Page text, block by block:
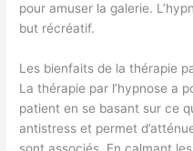
pour amuser la galerie.
but récréatif.
Les bienfaits de la thérapie
La thérapie par l’hypnose a
patient en se basant sur ce
antistress et permet